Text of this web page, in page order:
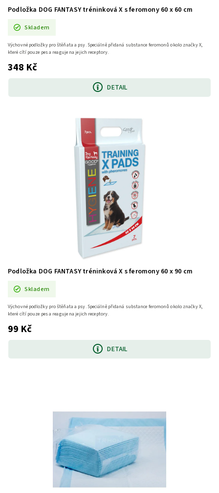
Podložka DOG FANTASY tréninková X s feromony 60 x 60 cm
Skladem
348 Kč
DETAIL
Výchovné podložky pro štěňata a psy. Speciálně přidaná substance feromonů okolo značky X, ​
které cítí pouze pes a reaguje na jejich receptory.
Podložka DOG FANTASY tréninková X s feromony 60 x 90 cm
Skladem
99 Kč
DETAIL
Výchovné podložky pro štěňata a psy. Speciálně přidaná substance feromonů okolo značky X, ​
které cítí pouze pes a reaguje na jejich receptory.